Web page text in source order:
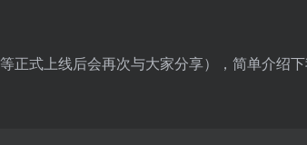
正式上线后会再次与大家分享），简单介绍